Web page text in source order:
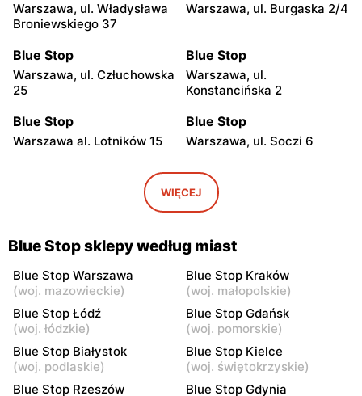
Warszawa, ul. Władysława
Broniewskiego 37
Warszawa, ul. Burgaska 2/4
Blue Stop
Warszawa, ul. Człuchowska
25
Blue Stop
Warszawa, ul.
Konstancińska 2
Blue Stop
Warszawa al. Lotników 15
Blue Stop
Warszawa, ul. Soczi 6
Warszawa, ul. Wałbrzyska
Blue Stop
Warszawa, ul. Okrężna 38
Blue Stop
Warszawa, ul. Portofino 8
Blue Stop
Warszawa, ul. Wawrzyńca
Surowieckiego 10
Blue Stop
Warszawa, ul. Edwarda
Dembowskiego 10
Blue Stop
Warszawa, ul. Kompanii AK
Kordian 1
Blue Stop
Piastów, ul. Ks. Ignacego
Blue Stop
Piastów, ul. Waleriana
WIĘCEJ
Blue Stop sklepy według miast
Blue Stop Warszawa
(woj. mazowieckie)
Blue Stop Kraków
(woj. małopolskie)
Blue Stop Łódź
(woj. łódzkie)
Blue Stop Gdańsk
(woj. pomorskie)
Blue Stop Białystok
(woj. podlaskie)
Blue Stop Kielce
(woj. świętokrzyskie)
Blue Stop Rzeszów
Blue Stop Gdynia